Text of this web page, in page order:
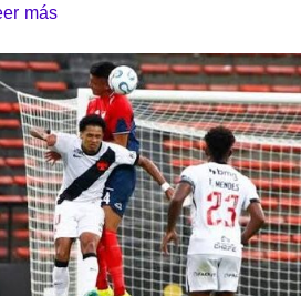
más